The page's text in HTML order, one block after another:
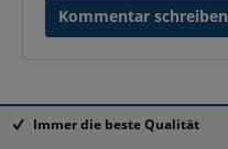
Kommentar schreiben
Immer die beste Qualität